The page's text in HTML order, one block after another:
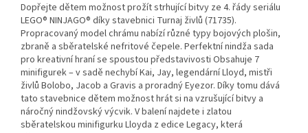
Dopřejte dětem možnost prožít strhující bitvy ze 4. řády seriálu
LEGO® NINJAGO® díky stavebnici Turnaj živlů (71735).
Propracovaný model chrámu nabízí různé typy bojových plošin,
zbraně a sběratelské nefritové čepele. Perfektní nindža sada
pro kreativní hraní se spoustou představivosti Obsahuje 7
minifigurek – v sadě nechybí Kai, Jay, legendární Lloyd, mistři
živlů Bolobo, Jacob a Gravis a proradný Eyezor. Díky tomu dává
tato stavebnice dětem možnost hrát si na vzrušující bitvy a
náročný nindžovský výcvik. V balení najdete i zlatou
sběratelskou minifigurku Lloyda z edice Legacy, která